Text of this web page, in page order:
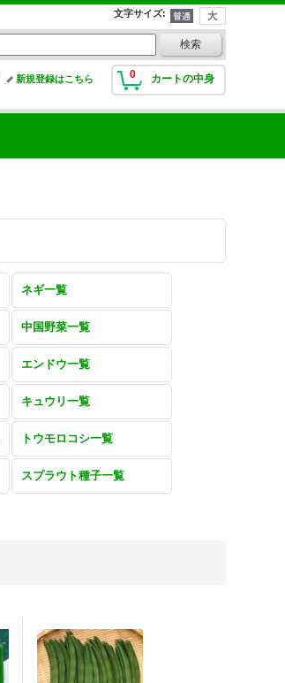
文字サイズ:
0 カートの中身
新規登録はこちら
ネギ一覧
中国野菜一覧
エンドウ一覧
キュウリ一覧
トウモロコシ一覧
スプラウト種子一覧